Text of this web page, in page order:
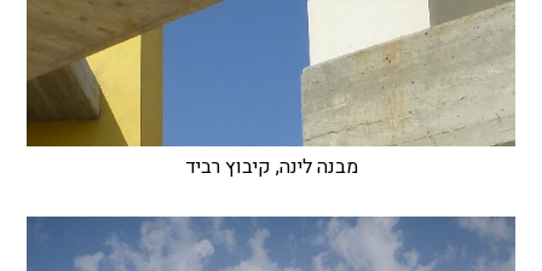
מבנה לינה, קיבוץ רביד